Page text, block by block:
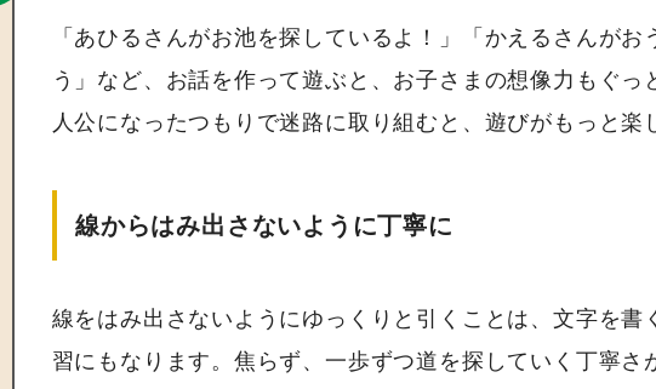
「あひるさんがお池を探しているよ！」「かえるさんがお
う」など、お話を作って遊ぶと、お子さまの想像力もぐっ
人公になったつもりで迷路に取り組むと、遊びがもっと楽
線からはみ出さないように丁寧に
線をはみ出さないようにゆっくりと引くことは、文字を書
習にもなります。焦らず、一歩ずつ道を探していく丁寧さ